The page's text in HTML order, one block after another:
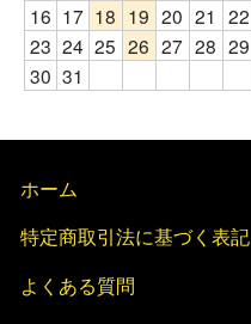
16 17 18 19 20 21 22
23 24 25 26 27 28 29
30 31
ホーム
特定商取引法に基づく表記
よくある質問